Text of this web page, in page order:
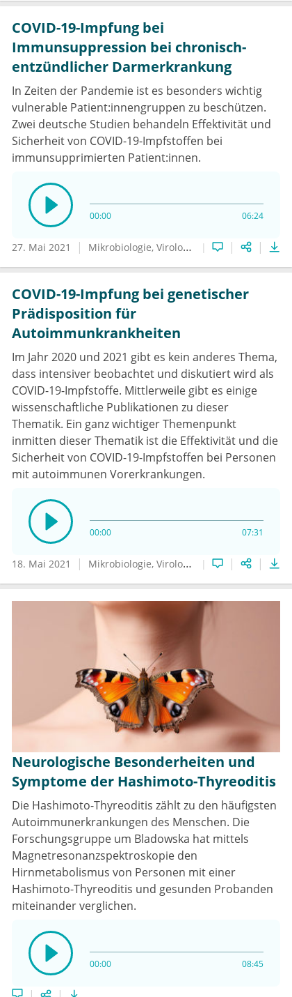
COVID-19-Impfung bei
Immunsuppression bei chronisch-
entzündlicher Darmerkrankung
In Zeiten der Pandemie ist es besonders wichtig
vulnerable Patient:innengruppen zu beschützen.
Zwei deutsche Studien behandeln Effektivität und
Sicherheit von COVID-19-Impfstoffen bei
immunsupprimierten Patient:innen.
00:00 06:24
27. Mai 2021 Mikrobiologie, Virologie und Infektionsepidemiologie
COVID-19-Impfung bei genetischer
Prädisposition für
Autoimmunkrankheiten
Im Jahr 2020 und 2021 gibt es kein anderes Thema,
dass intensiver beobachtet und diskutiert wird als
COVID-19-Impfstoffe. Mittlerweile gibt es einige
wissenschaftliche Publikationen zu dieser
Thematik. Ein ganz wichtiger Themenpunkt
inmitten dieser Thematik ist die Effektivität und die
Sicherheit von COVID-19-Impfstoffen bei Personen
mit autoimmunen Vorerkrankungen.
00:00 07:31
18. Mai 2021 Mikrobiologie, Virologie und Infektionsepidemiologie
Neurologische Besonderheiten und
Symptome der Hashimoto-Thyreoditis
Die Hashimoto-Thyreoditis zählt zu den häufigsten
Autoimmunerkrankungen des Menschen. Die
Forschungsgruppe um Bladowska hat mittels
Magnetresonanzspektroskopie den
Hirnmetabolismus von Personen mit einer
Hashimoto-Thyreoditis und gesunden Probanden
miteinander verglichen.
00:00 08:45